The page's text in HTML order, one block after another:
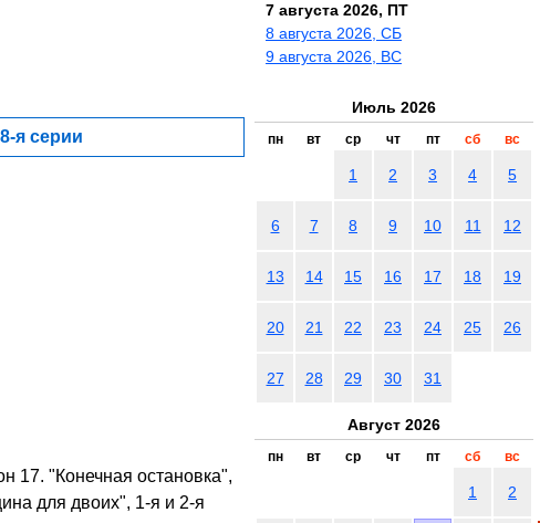
я серии
17. "Конечная остановка",
для двоих", 1-я и 2-я
7 августа 2026, ПТ
8 августа 2026, СБ
9 августа 2026, ВС
Июль 2026
пн вт ср чт пт сб вс
1 2 3 4 5
6 7 8 9 10 11 12
13 14 15 16 17 18 19
20 21 22 23 24 25 26
27 28 29 30 31
Август 2026
пн вт ср чт пт сб вс
1 2